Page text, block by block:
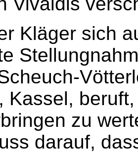
Kläger sich
Kassel,
zu
darauf,